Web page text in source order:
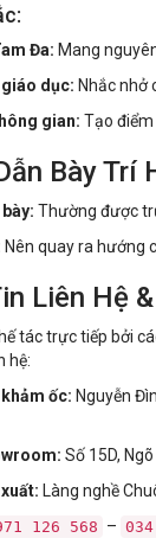
Đa: Mang
giáo dục: Nhắc nhở
gian: Tạo
Bày Trí
Thường được
Nên quay ra hướng
Liên Hệ
tác trực tiếp bởi
hệ:
ốc: Nguyễn
Số 15D,
Làng nghề
126 568 –